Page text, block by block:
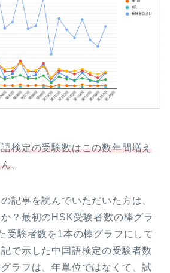
検定の受験数はこの数年間増え
。
記事を読んでいただいた方は、
？最初のHSK受験者数の棒グラ
受験者数を1本の棒グラフにして
で示した中国語検定の受験者数
ラフは、年単位ではなくて、試